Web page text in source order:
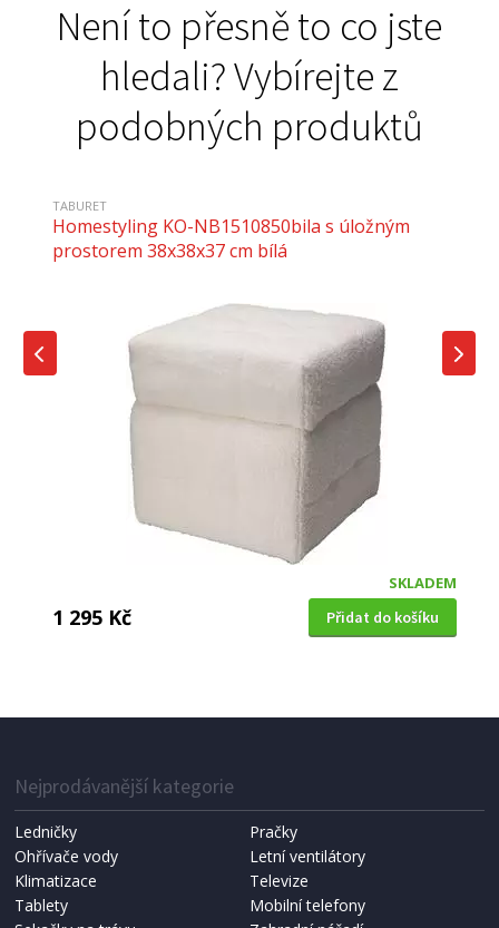
Není to přesně to co jste
hledali? Vybírejte z
podobných produktů
TABURET
Homestyling KO-NB1510850bila s úložným
prostorem 38x38x37 cm bílá
SKLADEM
1 295 Kč Přidat do košíku
Halmar VELVA šedá/černá
Nejprodávanější kategorie
Ledničky
Pračky
Ohřívače vody
Letní ventilátory
Klimatizace
Televize
Tablety
Mobilní telefony